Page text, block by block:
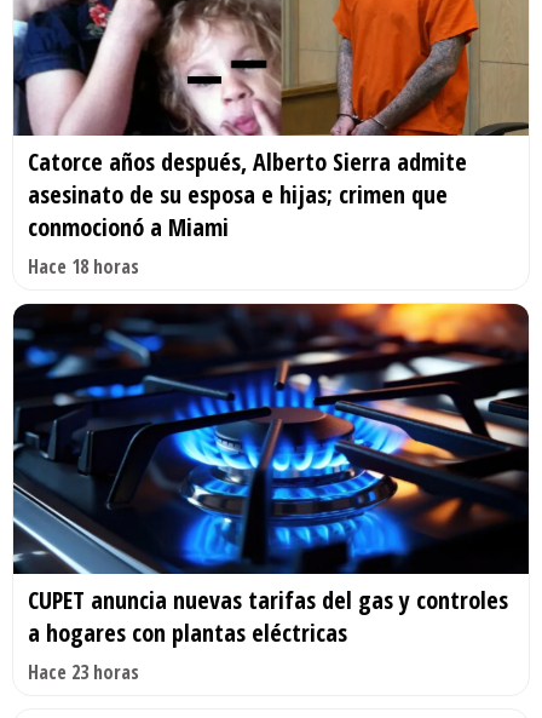
Catorce años después, Alberto Sierra admite
asesinato de su esposa e hijas; crimen que
conmocionó a Miami
Hace 18 horas
CUPET anuncia nuevas tarifas del gas y controles
a hogares con plantas eléctricas
Hace 23 horas